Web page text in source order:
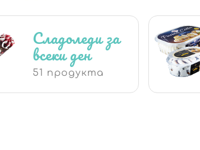
Сладоледи за
всеки ден
51 продукта